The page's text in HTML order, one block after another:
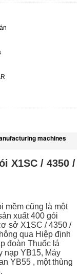
machines
X1SC / 4350 /
mềm cũng là một
xuất 400 gói
sở X1SC / 4350 /
qua Hiệp định
đoàn Thuốc lá
nạp YB15, Máy
YB55 , một thùng